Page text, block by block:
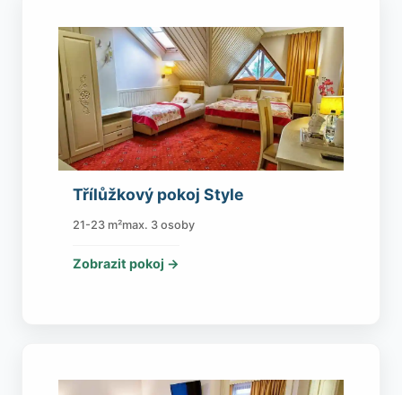
Třílůžkový pokoj Style
21-23 m²max. 3 osoby
Zobrazit pokoj →